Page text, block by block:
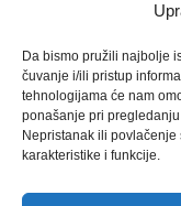
Da bismo pružili najbolje
čuvanje i/ili pristup
tehnologijama će nam
ponašanje pri
Nepristanak ili
karakteristike i funkcije.
Kontakt info
Novosti